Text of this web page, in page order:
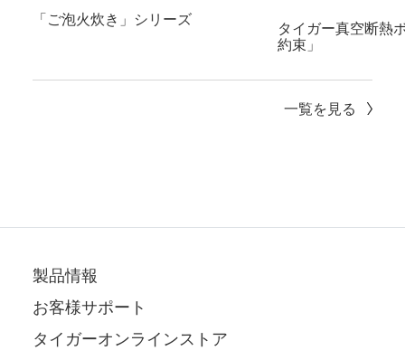
「ご泡火炊き」シリーズ
タイガー真空断熱
約束」
一覧を見る
製品情報
お客様サポート
タイガーオンラインストア